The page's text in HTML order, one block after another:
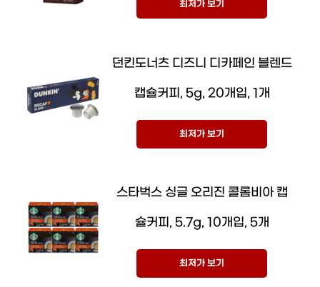
최저가 보기
던킨도너츠 디즈니 디카페인 블렌드
캡슐커피, 5g, 20개입, 1개
최저가 보기
스타벅스 싱글 오리진 콜롬비아 캡
슐커피, 5.7g, 10개입, 5개
최저가 보기